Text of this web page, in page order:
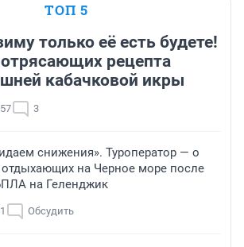
ТОП 5
только её есть будете!
рецепта
кабачковой икры
3
снижения». Туроператор — о
отдыхающих на Черное море после
на Геленджик
Обсудить